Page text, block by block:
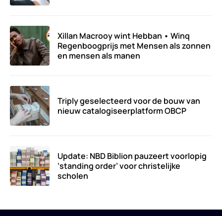
Xillan Macrooy wint Hebban • Winq
Regenboogprijs met Mensen als zonnen
en mensen als manen
Triply geselecteerd voor de bouw van
nieuw catalogiseerplatform OBCP
Update: NBD Biblion pauzeert voorlopig
‘standing order’ voor christelijke
scholen